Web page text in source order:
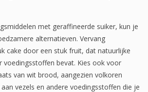
met geraffineerde suiker, kun je
alternatieven. Vervang
cake door een stuk fruit, dat natuurlijke
voedingsstoffen bevat. Kies ook voor
van wit brood, aangezien volkoren
vezels en andere voedingsstoffen die je